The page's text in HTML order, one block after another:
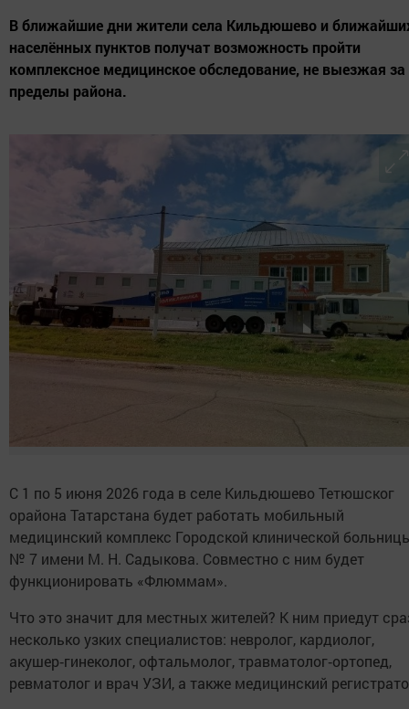
В ближайшие дни жители села Кильдюшево и
населённых пунктов получат возможность пройти
комплексное медицинское обследование, не выезжая за
пределы района.
С 1 по 5 июня 2026 года в селе Кильдюшево Тетюшског
орайона Татарстана будет работать мобильный
медицинский комплекс Городской клинической
№ 7 имени М. Н. Садыкова. Совместно с ним будет
функционировать «Флюммам».
Что это значит для местных жителей? К ним приедут
несколько узких специалистов: невролог, кардиолог,
акушер‑гинеколог, офтальмолог, травматолог‑ортопед,
ревматолог и врач УЗИ, а также медицинский